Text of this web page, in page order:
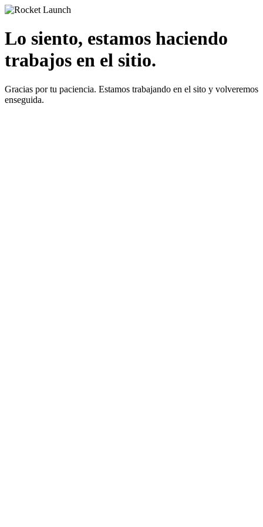
Lo siento, estamos haciendo
trabajos en el sitio.
Gracias por tu paciencia. Estamos trabajando en el sito y volveremos
enseguida.